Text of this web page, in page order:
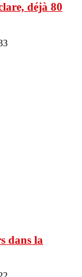
déjà 80
dans la